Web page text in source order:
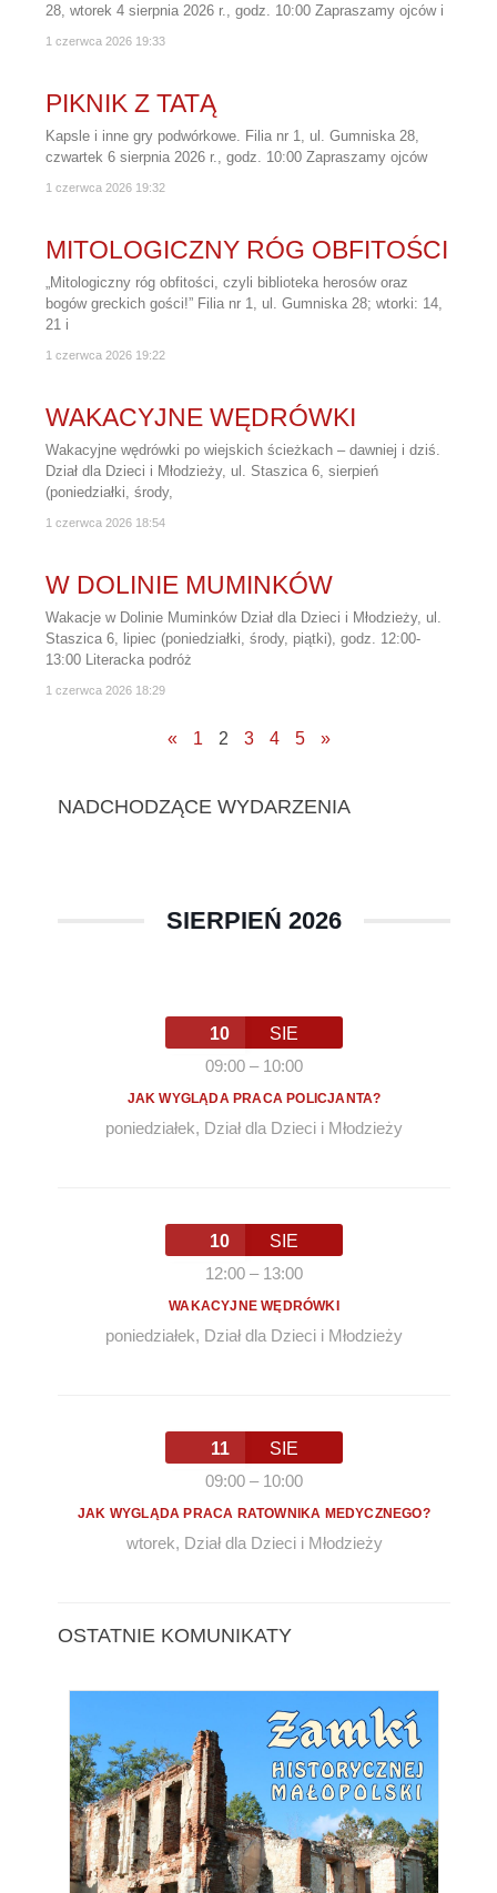
28, wtorek 4 sierpnia 2026 r., godz. 10:00 Zapraszamy ojców i
1 czerwca 2026 19:33
PIKNIK Z TATĄ
Kapsle i inne gry podwórkowe. Filia nr 1, ul. Gumniska 28,
czwartek 6 sierpnia 2026 r., godz. 10:00 Zapraszamy ojców
1 czerwca 2026 19:32
MITOLOGICZNY RÓG OBFITOŚCI
„Mitologiczny róg obfitości, czyli biblioteka herosów oraz
bogów greckich gości!” Filia nr 1, ul. Gumniska 28; wtorki: 14,
21 i
1 czerwca 2026 19:22
WAKACYJNE WĘDRÓWKI
Wakacyjne wędrówki po wiejskich ścieżkach – dawniej i dziś.
Dział dla Dzieci i Młodzieży, ul. Staszica 6, sierpień
(poniedziałki, środy,
1 czerwca 2026 18:54
W DOLINIE MUMINKÓW
Wakacje w Dolinie Muminków Dział dla Dzieci i Młodzieży, ul.
Staszica 6, lipiec (poniedziałki, środy, piątki), godz. 12:00-
13:00 Literacka podróż
1 czerwca 2026 18:29
« 1 2 3 4 5 »
NADCHODZĄCE WYDARZENIA
SIERPIEŃ 2026
10
SIE
09:00 – 10:00
JAK WYGLĄDA PRACA POLICJANTA?
poniedziałek, Dział dla Dzieci i Młodzieży
10
SIE
12:00 – 13:00
WAKACYJNE WĘDRÓWKI
poniedziałek, Dział dla Dzieci i Młodzieży
11
SIE
09:00 – 10:00
JAK WYGLĄDA PRACA RATOWNIKA MEDYCZNEGO?
wtorek, Dział dla Dzieci i Młodzieży
OSTATNIE KOMUNIKATY